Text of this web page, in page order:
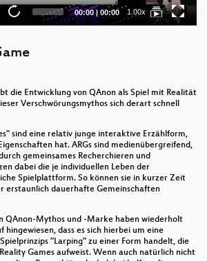
Current
time
00:00| Total
duration
00:00 1.00x
die Entwicklung von QAnon als Spiel mit Realität
Verschwörungsmythos sich derart schnell
sind eine relativ junge interaktive Erzählform,
hat. ARGs sind medienübergreifend,
gemeinsames Recherchieren und
dabei die je individuellen Leben der
Spielplattform. So können sie in kurzer Zeit
erstaunlich dauerhafte Gemeinschaften
QAnon-Mythos und -Marke haben wiederholt
hingewiesen, dass es sich hierbei um eine
"Larping" zu einer Form handelt, die
Games aufweist. Wenn auch natürlich nicht